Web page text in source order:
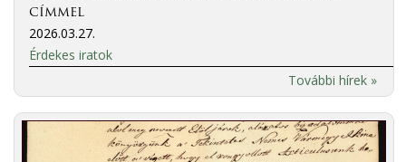
címmel
2026.03.27.
Érdekes iratok
További hírek »